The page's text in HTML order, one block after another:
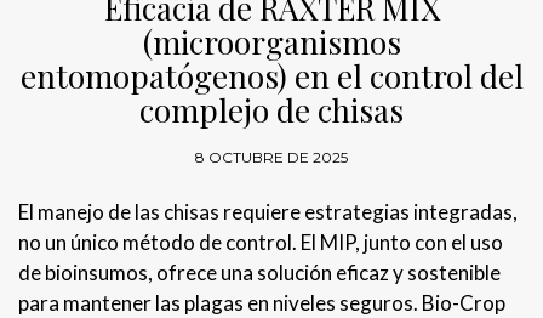
(microorganismos
entomopatógenos) en el control del
complejo de chisas
8 OCTUBRE DE 2025
El manejo de las chisas requiere estrategias integradas,
no un único método de control. El MIP, junto con el uso
de bioinsumos, ofrece una solución eficaz y sostenible
para mantener las plagas en niveles seguros. Bio-Crop